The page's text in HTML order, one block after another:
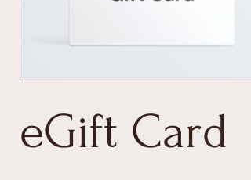
eGift Card